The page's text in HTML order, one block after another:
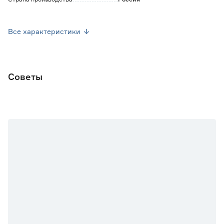
Все характеристики
Советы